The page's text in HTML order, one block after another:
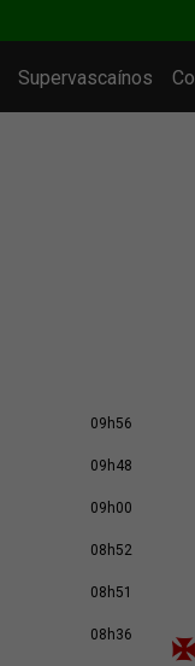
Supervascaínos
09h56
09h48
09h00
08h52
08h51
08h36